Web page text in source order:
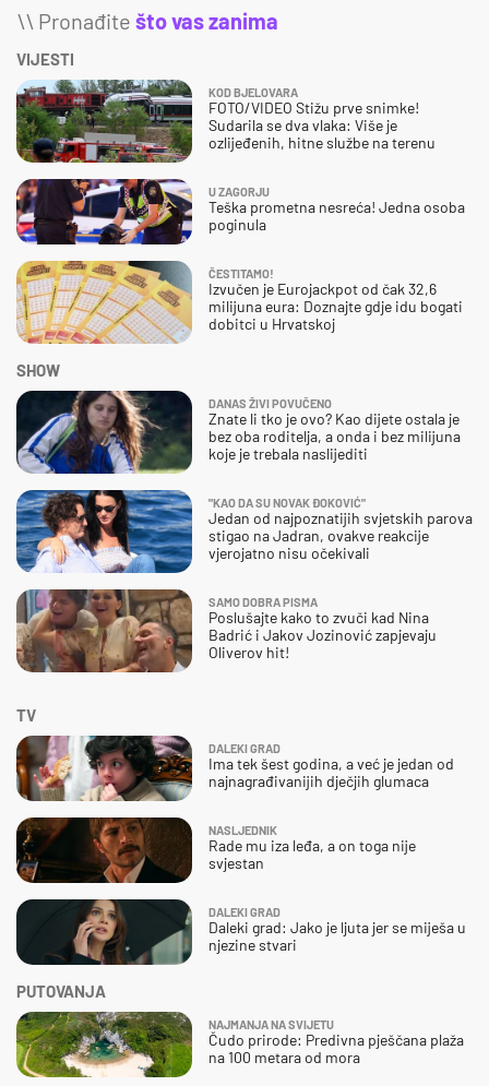
\\ Pronađite što vas zanima
VIJESTI
KOD BJELOVARA
FOTO/VIDEO Stižu prve snimke!
Sudarila se dva vlaka: Više je
ozlijeđenih, hitne službe na terenu
U ZAGORJU
Teška prometna nesreća! Jedna osoba
poginula
ČESTITAMO!
Izvučen je Eurojackpot od čak 32,6
milijuna eura: Doznajte gdje idu bogati
dobitci u Hrvatskoj
SHOW
DANAS ŽIVI POVUČENO
Znate li tko je ovo? Kao dijete ostala je
bez oba roditelja, a onda i bez milijuna
koje je trebala naslijediti
"KAO DA SU NOVAK ĐOKOVIĆ"
Jedan od najpoznatijih svjetskih parova
stigao na Jadran, ovakve reakcije
vjerojatno nisu očekivali
SAMO DOBRA PISMA
Poslušajte kako to zvuči kad Nina
Badrić i Jakov Jozinović zapjevaju
Oliverov hit!
TV
DALEKI GRAD
Ima tek šest godina, a već je jedan od
najnagrađivanijih dječjih glumaca
NASLJEDNIK
Rade mu iza leđa, a on toga nije
svjestan
DALEKI GRAD
Daleki grad: Jako je ljuta jer se miješa u
njezine stvari
PUTOVANJA
NAJMANJA NA SVIJETU
Čudo prirode: Predivna pješčana plaža
na 100 metara od mora